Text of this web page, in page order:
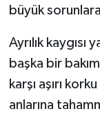
büyük
Ayrılık
başka bir
karşı aşırı
anlarına